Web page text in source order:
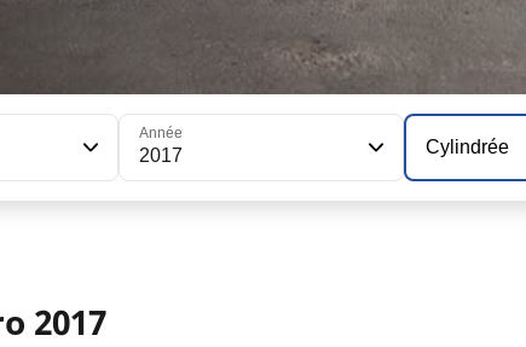
Année
2017 Cylindrée
2017